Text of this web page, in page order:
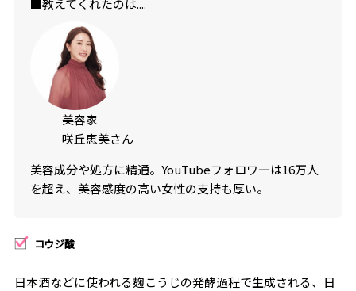
■教えてくれたのは....
美容家
咲丘恵美さん
美容成分や処方に精通。YouTubeフォロワーは16万人
を超え、美容感度の高い女性の支持も厚い。
コウジ酸
日本酒などに使われる麹こうじの発酵過程で生成される、日